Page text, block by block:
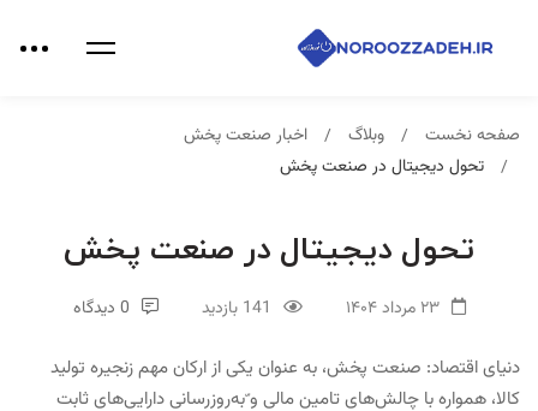
صفحه نخست وبلاگ
اخبار صنعت پخش
تحول دیجیتال در صنعت پخش
تحول دیجیتال در صنعت پخش
۲۳ مرداد ۱۴۰۴ 141 بازدید 0 دیدگاه
دنیای اقتصاد: صنعت پخش، به عنوان یکی از ارکان مهم زنجیره تولید
کالا، همواره با چالش‌های تامین مالی و ّبه‌روزرسانی دارایی‌های ثابت